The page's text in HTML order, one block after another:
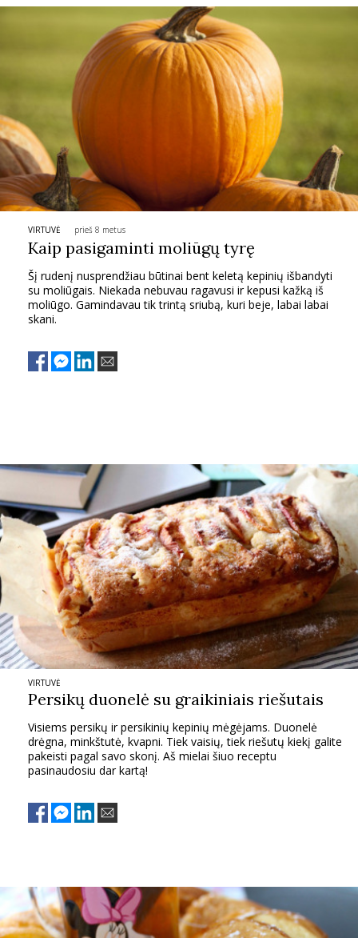
ĮDOMYBĖS
INTERJERAS
NAMAI
VIRTUVĖ
RECEPTAI
VAIKAI
NELAIMĖS
Sekite mus:
PRENUMERUOK
NAUJIENLAIŠKĮ
Prenumeruodami portalą,
Jūs sutinkate su
taisyklėmis
VIRTUVĖ prieš 8 metus
Kaip pasigaminti moliūgų tyrę
Šį rudenį nusprendžiau būtinai bent keletą kepinių išbandyti
su moliūgais. Niekada nebuvau ragavusi ir kepusi kažką iš
moliūgo. Gamindavau tik trintą sriubą, kuri beje, labai labai
skani.
VIRTUVĖ
Persikų duonelė su graikiniais riešutais
Visiems persikų ir persikinių kepinių mėgėjams. Duonelė
drėgna, minkštutė, kvapni. Tiek vaisių, tiek riešutų kiekį galite
pakeisti pagal savo skonį. Aš mielai šiuo receptu
pasinaudosiu dar kartą!